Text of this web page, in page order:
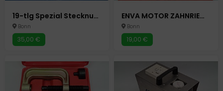
19-tlg Spezial Stecknuss Satz 10 - 32 mm Für 85% Defekte Abgerundete Mutter 1/2" Autowerkzeug Auto Werkzeuge
Bonn
35,00 €
ENVA MOTOR ZAHNRIEMEN WERKZEUG 19-tlg. EINSTELLWERKZEUG ARRETIERWERKZEUG Autowerkzeug Auto Werkzeuge
Bonn
19,00 €